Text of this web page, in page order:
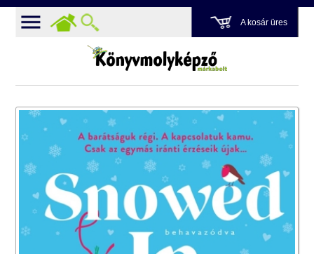
A kosár üres